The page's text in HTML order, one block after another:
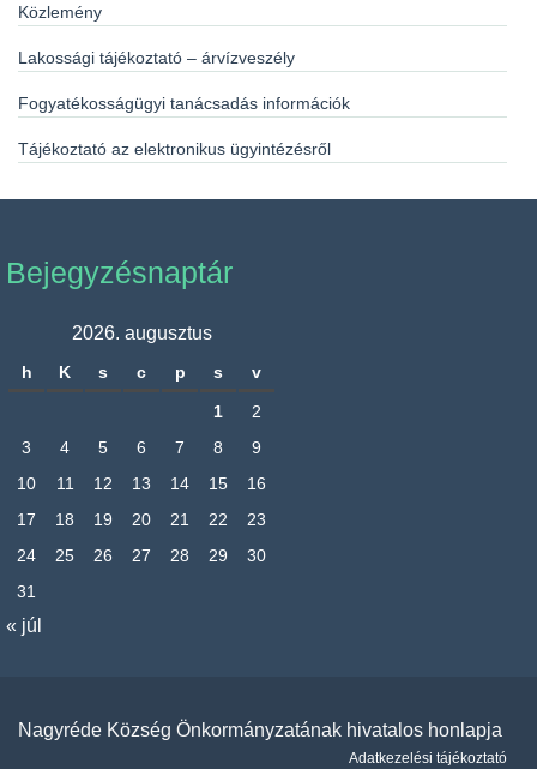
Közlemény
Lakossági tájékoztató – árvízveszély
Fogyatékosságügyi tanácsadás információk
Tájékoztató az elektronikus ügyintézésről
Bejegyzésnaptár
2026. augusztus
h K s c p s v
1
2
3
4 5 6 7 8
9
10
11 12 13 14 15
16
17
18 19 20 21 22
23
24
25 26 27 28 29
30
31
« júl
Nagyréde Község Önkormányzatának hivatalos honlapja
Adatkezelési tájékoztató